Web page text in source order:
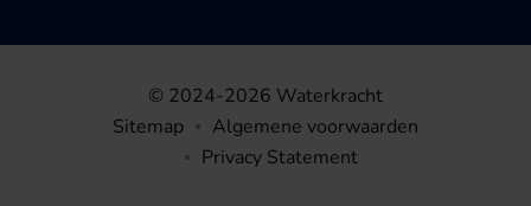
© 2024-2026 Waterkracht
Sitemap
Algemene voorwaarden
Privacy Statement